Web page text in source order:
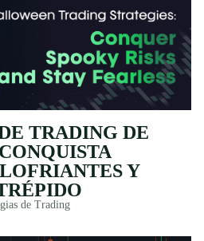
TRADING DE
Y
de Trading